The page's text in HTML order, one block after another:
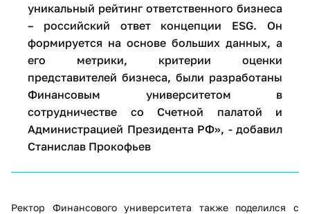
уникальный рейтинг ответственного бизнеса
– российский ответ концепции ESG. Он
формируется на основе больших данных, а
его метрики, критерии оценки
представителей бизнеса, были разработаны
Финансовым университетом в
сотрудничестве со Счетной палатой и
Администрацией Президента РФ», - добавил
Станислав Прокофьев
Ректор Финансового университета также поделился с